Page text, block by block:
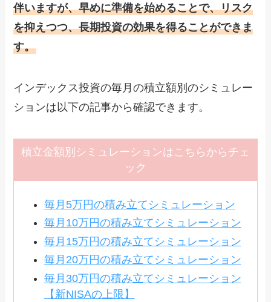
伴いますが、早めに準備を始めることで、リスク
を抑えつつ、長期投資の効果を得ることができま
す。
インデックス投資の毎月の積立額別のシミュレー
ションは以下の記事から確認できます。
積立金額別シミュレーションはこちらからチェ
ック
毎月5万円の積み立てシミュレーション
毎月10万円の積み立てシミュレーション
毎月15万円の積み立てシミュレーション
毎月20万円の積み立てシミュレーション
毎月30万円の積み立てシミュレーション
【新NISAの上限】